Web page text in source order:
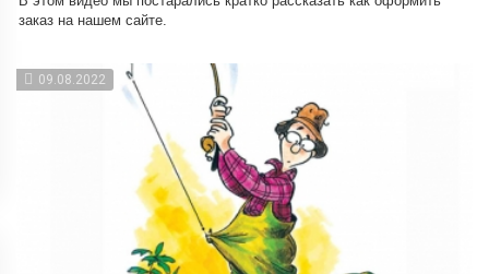
заказ на нашем сайте.
09.08.2022